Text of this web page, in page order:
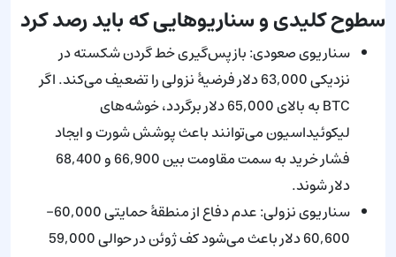
سطوح کلیدی و سناریوهایی که باید رصد کرد
سناریوی صعودی: بازپس‌گیری خط گردن شکسته در
نزدیکی 63,000 دلار فرضیهٔ نزولی را تضعیف می‌کند. اگر
BTC به بالای 65,000 دلار برگردد، خوشه‌های
لیکوئیداسیون می‌توانند باعث پوشش شورت و ایجاد
فشار خرید به سمت مقاومت بین 66,900 و 68,400
دلار شوند.
سناریوی نزولی: عدم دفاع از منطقهٔ حمایتی 60,000–
60,600 دلار باعث می‌شود کف ژوئن در حوالی 59,000